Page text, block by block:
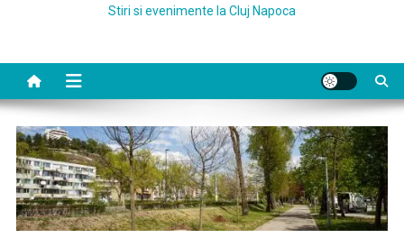
Stiri si evenimente la Cluj Napoca